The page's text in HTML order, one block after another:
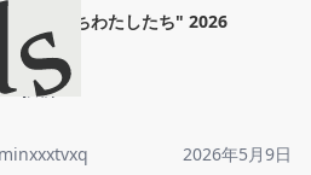
たち鳥たちわたしたち" 2026
年5月9日
投稿
2026年5月9日